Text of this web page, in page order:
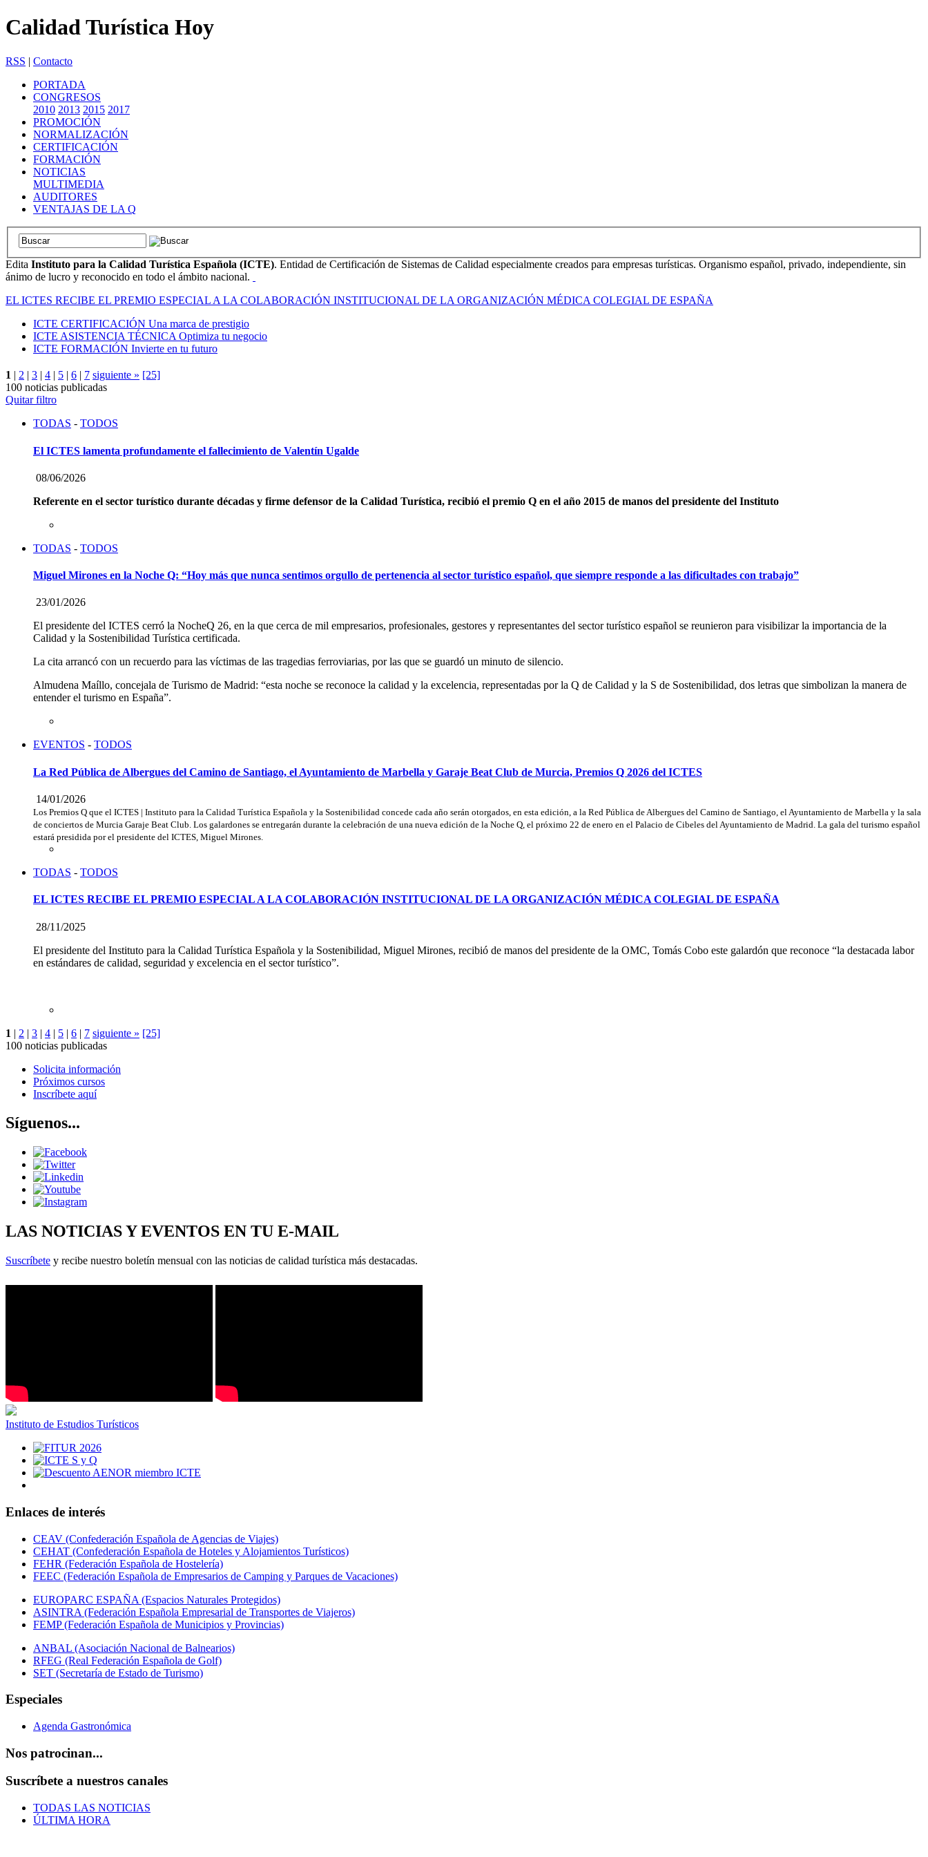
Calidad Turística Hoy
RSS | Contacto
PORTADA
CONGRESOS
2010 2013 2015 2017
PROMOCIÓN
NORMALIZACIÓN
CERTIFICACIÓN
FORMACIÓN
NOTICIAS
MULTIMEDIA
AUDITORES
VENTAJAS DE LA Q
Edita Instituto para la Calidad Turística Española (ICTE). Entidad de Certificación de Sistemas de Calidad especialmente creados para empresas turísticas. Organismo español, privado, independiente, sin
ánimo de lucro y reconocido en todo el ámbito nacional.
EL ICTES RECIBE EL PREMIO ESPECIAL A LA COLABORACIÓN INSTITUCIONAL DE LA ORGANIZACIÓN MÉDICA COLEGIAL DE ESPAÑA
ICTE CERTIFICACIÓN Una marca de prestigio
ICTE ASISTENCIA TÉCNICA Optimiza tu negocio
ICTE FORMACIÓN Invierte en tu futuro
1 | 2 | 3 | 4 | 5 | 6 | 7 siguiente » [25]
100 noticias publicadas
Quitar filtro
TODAS - TODOS
El ICTES lamenta profundamente el fallecimiento de Valentín Ugalde
08/06/2026
Referente en el sector turístico durante décadas y firme defensor de la Calidad Turística, recibió el premio Q en el año 2015 de manos del presidente del Instituto
TODAS - TODOS
Miguel Mirones en la Noche Q: “Hoy más que nunca sentimos orgullo de pertenencia al sector turístico español, que siempre responde a las dificultades con trabajo”
23/01/2026
El presidente del ICTES cerró la NocheQ 26, en la que cerca de mil empresarios, profesionales, gestores y representantes del sector turístico español se reunieron para visibilizar la importancia de la
Calidad y la Sostenibilidad Turística certificada.
La cita arrancó con un recuerdo para las víctimas de las tragedias ferroviarias, por las que se guardó un minuto de silencio.
Almudena Maíllo, concejala de Turismo de Madrid: “esta noche se reconoce la calidad y la excelencia, representadas por la Q de Calidad y la S de Sostenibilidad, dos letras que simbolizan la manera de
entender el turismo en España”.
EVENTOS - TODOS
La Red Pública de Albergues del Camino de Santiago, el Ayuntamiento de Marbella y Garaje Beat Club de Murcia, Premios Q 2026 del ICTES
14/01/2026
Los Premios Q que el ICTES | Instituto para la Calidad Turística Española y la Sostenibilidad concede cada año serán otorgados, en esta edición, a la Red Pública de Albergues del Camino de Santiago, el Ayuntamiento de Marbella y la sala
de conciertos de Murcia Garaje Beat Club. Los galardones se entregarán durante la celebración de una nueva edición de la Noche Q, el próximo 22 de enero en el Palacio de Cibeles del Ayuntamiento de Madrid. La gala del turismo español
estará presidida por el presidente del ICTES, Miguel Mirones.
TODAS - TODOS
EL ICTES RECIBE EL PREMIO ESPECIAL A LA COLABORACIÓN INSTITUCIONAL DE LA ORGANIZACIÓN MÉDICA COLEGIAL DE ESPAÑA
28/11/2025
El presidente del Instituto para la Calidad Turística Española y la Sostenibilidad, Miguel Mirones, recibió de manos del presidente de la OMC, Tomás Cobo este galardón que reconoce “la destacada labor
en estándares de calidad, seguridad y excelencia en el sector turístico”.
1 | 2 | 3 | 4 | 5 | 6 | 7 siguiente » [25]
100 noticias publicadas
Solicita información
Próximos cursos
Inscríbete aquí
Síguenos...
LAS NOTICIAS Y EVENTOS EN TU E-MAIL
Suscríbete y recibe nuestro boletín mensual con las noticias de calidad turística más destacadas.
Instituto de Estudios Turísticos
Enlaces de interés
CEAV (Confederación Española de Agencias de Viajes)
CEHAT (Confederación Española de Hoteles y Alojamientos Turísticos)
FEHR (Federación Española de Hostelería)
FEEC (Federación Española de Empresarios de Camping y Parques de Vacaciones)
EUROPARC ESPAÑA (Espacios Naturales Protegidos)
ASINTRA (Federación Española Empresarial de Transportes de Viajeros)
FEMP (Federación Española de Municipios y Provincias)
ANBAL (Asociación Nacional de Balnearios)
RFEG (Real Federación Española de Golf)
SET (Secretaría de Estado de Turismo)
Especiales
Agenda Gastronómica
Nos patrocinan...
Suscríbete a nuestros canales
TODAS LAS NOTICIAS
ÚLTIMA HORA